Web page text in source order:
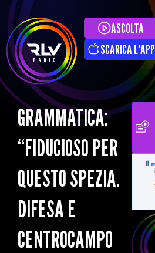
ASCOLTA
SCARICA L'APP
GRAMMATICA:
“FIDUCIOSO PER
QUESTO SPEZIA.
DIFESA E
CENTROCAMPO